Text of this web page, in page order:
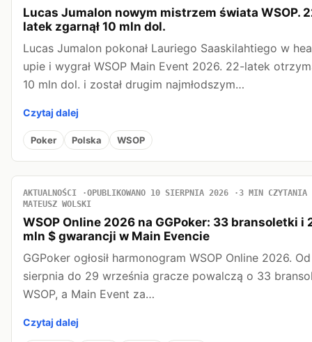
Lucas Jumalon nowym mistrzem świata WSOP.
latek zgarnął 10 mln dol.
Lucas Jumalon pokonał Lauriego Saaskilahtiego w
upie i wygrał WSOP Main Event 2026. 22-latek
10 mln dol. i został drugim najmłodszym…
Czytaj dalej
Poker Polska WSOP
AKTUALNOŚCI OPUBLIKOWANO 10 SIERPNIA 2026
3 MIN CZYTANIA
MATEUSZ WOLSKI
WSOP Online 2026 na GGPoker: 33 bransoletki i
mln $ gwarancji w Main Evencie
GGPoker ogłosił harmonogram WSOP Online 2026.
sierpnia do 29 września gracze powalczą o 33
WSOP, a Main Event za…
Czytaj dalej